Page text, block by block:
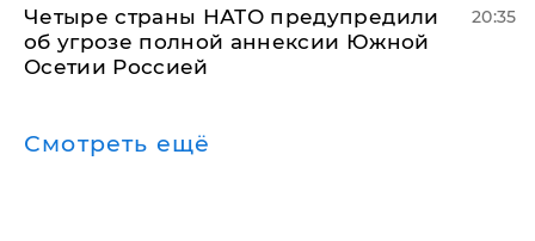
Четыре страны НАТО предупредили
об угрозе полной аннексии Южной
Осетии Россией
20:35
Смотреть ещё